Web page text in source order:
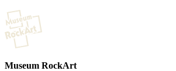
Museum RockArt